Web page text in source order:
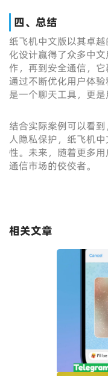
四、总结
纸飞机中文版以其卓
化设计赢得了众多中
作，再到安全通信，它
通过不断优化用户体
是一个聊天工具，更是
结合实际案例可以看
人隐私保护，纸飞机
性。未来，随着更多
通信市场的佼佼者。
相关文章